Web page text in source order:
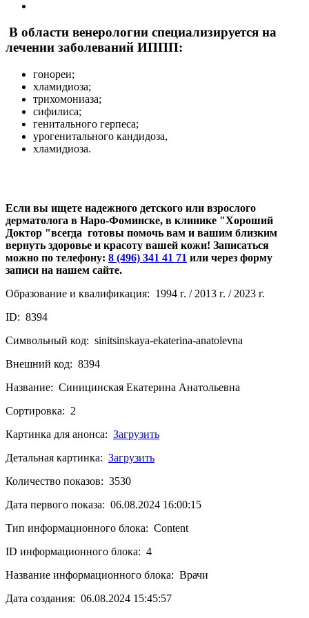
В области венерологии специализируется на
лечении заболеваний ИППП:
гонореи;
хламидиоза;
трихомониаза;
сифилиса;
генитального герпеса;
урогенитального кандидоза,
хламидиоза.
Если вы ищете надежного детского или взрослого
дерматолога в Наро-Фоминске, в клинике "Хороший
Доктор "всегда готовы помочь вам и вашим близким
вернуть здоровье и красоту вашей кожи! Записаться
можно по телефону: 8 (496) 341 41 71 или через форму
записи на нашем сайте.
Образование и квалификация: 1994 г. / 2013 г. / 2023 г.
ID: 8394
Символьный код: sinitsinskaya-ekaterina-anatolevna
Внешний код: 8394
Название: Синицинская Екатерина Анатольевна
Сортировка: 2
Картинка для анонса: Загрузить
Детальная картинка: Загрузить
Количество показов: 3530
Дата первого показа: 06.08.2024 16:00:15
Тип информационного блока: Content
ID информационного блока: 4
Название информационного блока: Врачи
Дата создания: 06.08.2024 15:45:57